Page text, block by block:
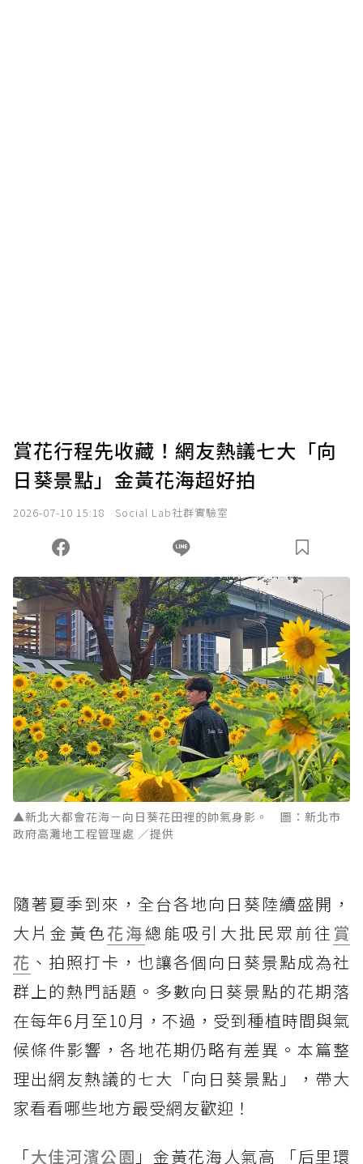
賞花行程先收藏！網友熱議七大「向
日葵景點」金黃花海超好拍
2026-07-10 15:18 Social Lab社群實驗室
▲新北大都會花海－向日葵花田裡的帥氣身影。 圖：新北市
政府高灘地工程管理處 ／提供
隨著夏季到來，全台各地向日葵陸續盛開，
大片金黃色花海總能吸引大批民眾前往 賞
花 、拍照打卡，也讓各個向日葵景點成為社
群上的熱門話題。多數向日葵景點的花期落
在每年6月至10月，不過，受到種植時間與氣
候條件影響，各地花期仍略有差異。本篇整
理出網友熱議的七大「向日葵景點」，帶大
家看看哪些地方最受網友歡迎！
「大佳河濱公園 」金黃花海人氣高 「后里環